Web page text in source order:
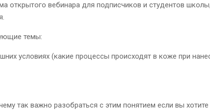
открытого вебинара для подписчиков и студентов
темы:
условиях (какие процессы происходят в коже при
так важно разобраться с этим понятием если вы хотите